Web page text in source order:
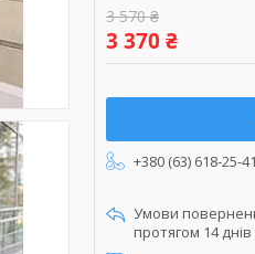
3 570 ₴
3 370 ₴
+380 (63) 618-25-41
протягом 14 днів